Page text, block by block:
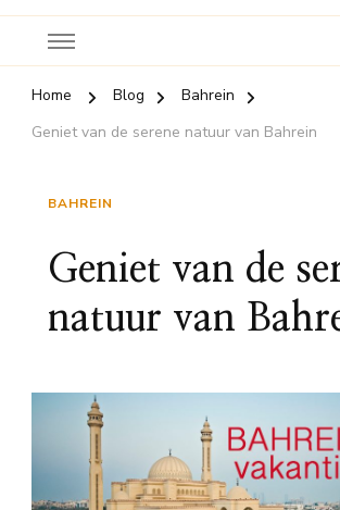
Home Blog
Bahrein
Geniet van de serene natuur van Bahrein
BAHREIN
Geniet van de
natuur van